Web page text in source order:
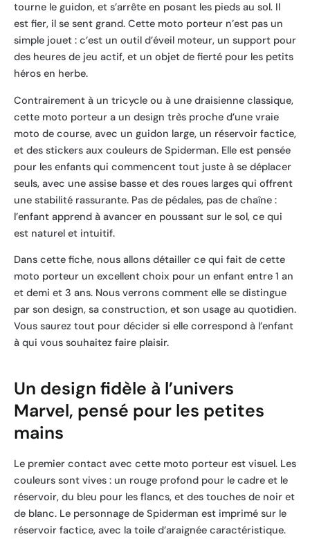
tourne le guidon, et s’arrête en posant les pieds au sol. Il
est fier, il se sent grand. Cette moto porteur n’est pas un
simple jouet : c’est un outil d’éveil moteur, un support pour
des heures de jeu actif, et un objet de fierté pour les petits
héros en herbe.
Contrairement à un tricycle ou à une draisienne classique,
cette moto porteur a un design très proche d’une vraie
moto de course, avec un guidon large, un réservoir factice,
et des stickers aux couleurs de Spiderman. Elle est pensée
pour les enfants qui commencent tout juste à se déplacer
seuls, avec une assise basse et des roues larges qui offrent
une stabilité rassurante. Pas de pédales, pas de chaîne :
l’enfant apprend à avancer en poussant sur le sol, ce qui
est naturel et intuitif.
Dans cette fiche, nous allons détailler ce qui fait de cette
moto porteur un excellent choix pour un enfant entre 1 an
et demi et 3 ans. Nous verrons comment elle se distingue
par son design, sa construction, et son usage au quotidien.
Vous saurez tout pour décider si elle correspond à l’enfant
à qui vous souhaitez faire plaisir.
Un design fidèle à l’univers
Marvel, pensé pour les petites
mains
Le premier contact avec cette moto porteur est visuel. Les
couleurs sont vives : un rouge profond pour le cadre et le
réservoir, du bleu pour les flancs, et des touches de noir et
de blanc. Le personnage de Spiderman est imprimé sur le
réservoir factice, avec la toile d’araignée caractéristique.